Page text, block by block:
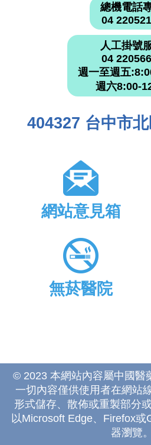
總機電話
04
人工掛號
04
週一至週五
週六8:00-
404327 台中市
網站意見箱
無菸醫院
© 2023 本網站內容屬中國醫
一切內容僅供使用者在網站
形式儲存、散佈或重製部分
以Microsoft Edge、Firefox
器瀏覽。